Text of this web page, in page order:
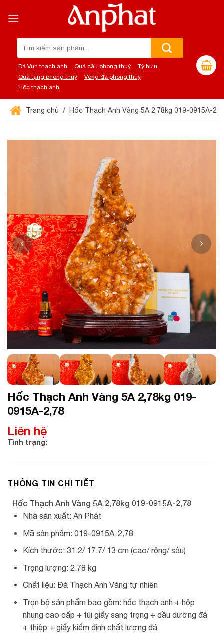
đến
Đá Vụn thạch anh Quả cầu phong thuỷ
Tỳ hưu
Quà tặng phong thuỷ
Vòng đá phong thủy
Hốc thạch anh
Trang chủ Hốc Thạch Anh Vàng 5A 2,78kg 019-0915A-
Hốc Thạch Anh Vàng 5A 2,78kg 019-
0915A-2,78
Liên hệ
Tình trạng:
THÔNG TIN CHI TIẾT
Hốc Thạch Anh Vàng 5A 2,78kg 019-0915A-2,78
Nhà sản xuất: An Phát
Mã sản phẩm: 019-0915A-2,78
Kích thước: 31.2/ 17.7/ 13 cm (cao/ rộng/ sâu)
Trọng lượng: 2.78 kg
Chất liệu: Đá Thạch Anh Vàng tự nhiên
Trọn bộ sản phẩm bao gồm: hốc thạch anh + hộp
nhung cao cấp + túi giấy sang trọng + dầu dưỡng đá
+ thiệp + giấy kiểm định chất lượng đá